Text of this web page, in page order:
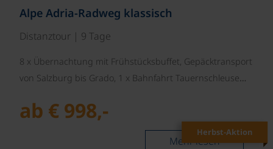
Alpe Adria-Radweg klassisch
Distanztour | 9 Tage
8 x Übernachtung mit Frühstücksbuffet, Gepäcktransport
von Salzburg bis Grado, 1 x Bahnfahrt Tauernschleuse…
ab € 998,-
Mehr lesen
Herbst-Aktion